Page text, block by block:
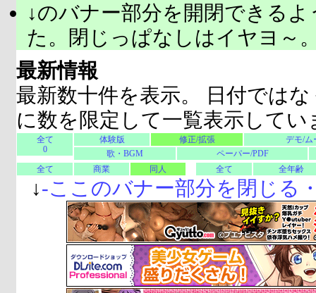
↓のバナー部分を開閉できる
た。閉じっぱなしはイヤヨ～
最新情報
最新数十件を表示。 日付では
に数を限定して一覧表示してい
全て
0
体験版 修正/拡張
デモ/ム
歌・BGM
ペーパー/PDF
全て
商業 同人 全て 全年齢
↓-ここのバナー部分を閉じる